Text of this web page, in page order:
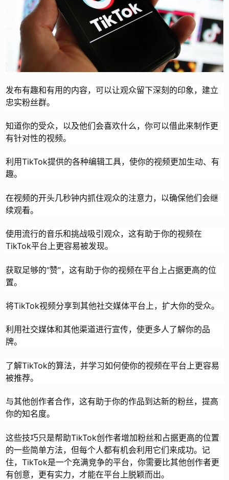
发布有趣和有用的内容，可以让观众留下深刻的印象，建立
忠实粉丝群。
知道你的受众，以及他们会喜欢什么，你可以借此来制作更
有针对性的视频。
利用TikTok提供的各种编辑工具，使你的视频更加生动、有
趣。
在视频的开头几秒钟内抓住观众的注意力，以确保他们会继
续观看。
使用流行的音乐和挑战吸引观众，这有助于你的视频在
TikTok平台上更容易被发现。
获取足够的“赞”，这有助于你的视频在平台上占据更高的位
置。
将TikTok视频分享到其他社交媒体平台上，扩大你的受众。
利用社交媒体和其他渠道进行宣传，使更多人了解你的品
牌。
了解TikTok的算法，并学习如何使你的视频在平台上更容易
被推荐。
与其他创作者合作，这有助于你的作品到达新的粉丝，提高
你的知名度。
这些技巧只是帮助TikTok创作者增加粉丝和占据更高的位置
的一些简单方法，但每个人都有机会利用它们来成功。记
住，TikTok是一个充满竞争的平台，你需要比其他创作者更
有创意，更有实力，才能在平台上脱颖而出。